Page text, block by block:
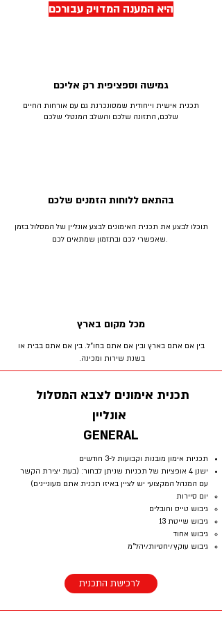
היא המענה המדויק עבורכם
גמישה וספציפית רק אליכם
תכנית אישית וייחודית שמסונכרנת גם עם אורחות החיים
שלכם, התזונה שלכם והשלב המנטלי שלכם
בהתאם ללוחות הזמנים שלכם
תוכלו לבצע את תכנית האימונים לבצע אונליין של המסלול בזמן
שאפשרי לכם ובתזמון שמתאים לכם.
מכל מקום בארץ
בין אם אתם בארץ ובין אם אתם בחו"ל. בין אם אתם בבית או
בשנת שירות ומכינה.
GENERAL
תכניות אימון מובנות וקבועות ל-3 חודשים
ישנן 4 אופציות של תכניות שניתן לבחור: (בעת יצירת הקשר
עם המנהל המקצועי יש לציין באיזו תכנית אתם מעוניינים)
יום סיירות ​
גיבוש טייס וחובלים
גיבוש שייטת 13
גיבוש אחוד
גיבוש עוקץ/יחטיות/יהל"מ
לרכישת התכנית